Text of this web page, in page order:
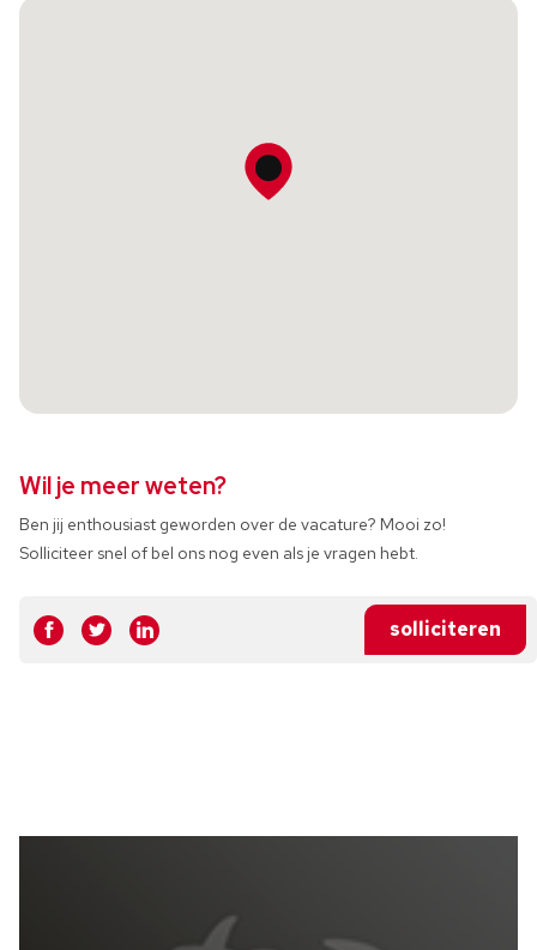
Wil je meer weten?
Ben jij enthousiast geworden over de vacature? Mooi zo!
Solliciteer snel of bel ons nog even als je vragen hebt.
solliciteren